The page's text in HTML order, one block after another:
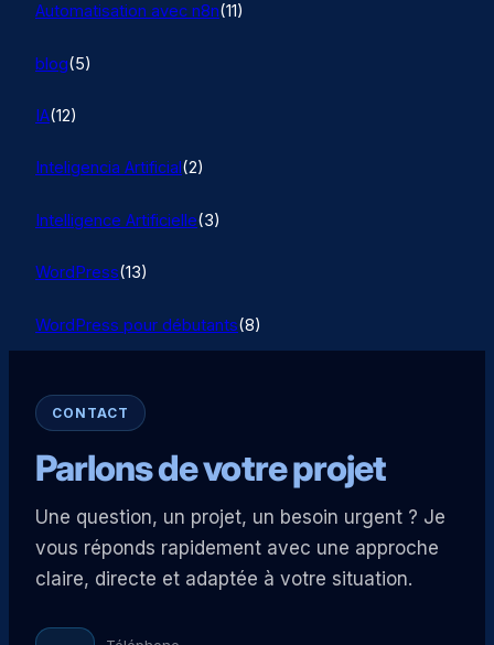
Automatisation avec n8n(11)
blog(5)
IA(12)
Inteligencia Artificial (2)
Intelligence Artificielle(3)
WordPress(13)
WordPress pour débutants(8)
CONTACT
Parlons de votre projet
Une question, un projet, un besoin urgent ? Je
vous réponds rapidement avec une approche
claire, directe et adaptée à votre situation.